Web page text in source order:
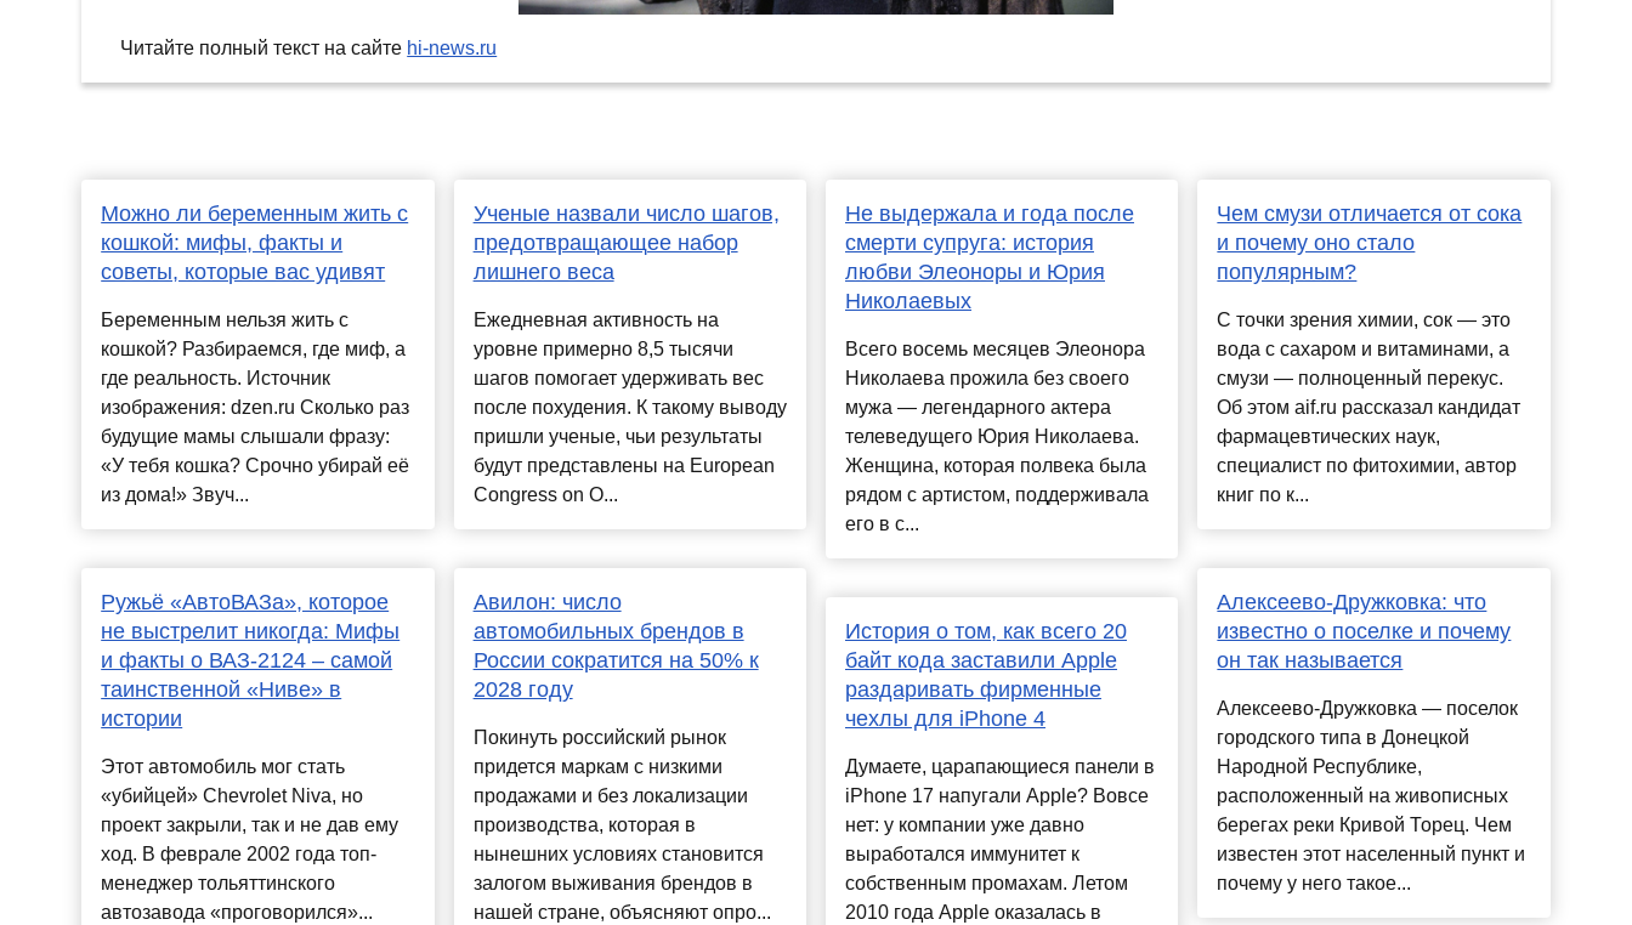
Читайте полный текст на сайте hi-news.ru
Можно ли беременным жить с
кошкой: мифы, факты и
советы, которые вас удивят
Беременным нельзя жить с
кошкой? Разбираемся, где миф, а
где реальность. Источник
изображения: dzen.ru Сколько раз
будущие мамы слышали фразу:
«У тебя кошка? Срочно убирай её
из дома!» Звуч...
Ружьё «АвтоВАЗа», которое
не выстрелит никогда: Мифы
и факты о ВАЗ-2124 – самой
таинственной «Ниве» в
истории
Этот автомобиль мог стать
«убийцей» Chevrolet Niva, но
проект закрыли, так и не дав ему
ход. В феврале 2002 года топ-
менеджер тольяттинского
автозавода «проговорился»...
Ученые назвали число шагов,
предотвращающее набор
лишнего веса
Ежедневная активность на
уровне примерно 8,5 тысячи
шагов помогает удерживать вес
после похудения. К такому выводу
пришли ученые, чьи результаты
будут представлены на European
Congress on O...
Авилон: число
автомобильных брендов в
России сократится на 50% к
2028 году
Покинуть российский рынок
придется маркам с низкими
продажами и без локализации
производства, которая в
нынешних условиях становится
залогом выживания брендов в
нашей стране, объясняют опро...
Не выдержала и года после
смерти супруга: история
любви Элеоноры и Юрия
Николаевых
Всего восемь месяцев Элеонора
Николаева прожила без своего
мужа — легендарного актера
телеведущего Юрия Николаева.
Женщина, которая полвека была
рядом с артистом, поддерживала
его в с...
История о том, как всего 20
байт кода заставили Apple
раздаривать фирменные
чехлы для iPhone 4
Думаете, царапающиеся панели в
iPhone 17 напугали Apple? Вовсе
нет: у компании уже давно
выработался иммунитет к
собственным промахам. Летом
2010 года Apple оказалась в
Чем смузи отличается от сока
и почему оно стало
популярным?
С точки зрения химии, сок — это
вода с сахаром и витаминами, а
смузи — полноценный перекус.
Об этом aif.ru рассказал кандидат
фармацевтических наук,
специалист по фитохимии, автор
книг по к...
Алексеево-Дружковка: что
известно о поселке и почему
он так называется
Алексеево-Дружковка — поселок
городского типа в Донецкой
Народной Республике,
расположенный на живописных
берегах реки Кривой Торец. Чем
известен этот населенный пункт и
почему у него такое...